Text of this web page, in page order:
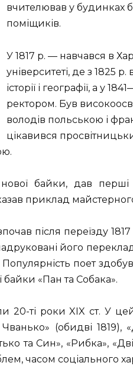
вчителював у будинках
поміщиків.
У 1817 р. — навчався в
університеті, де з 1825
історії і географії, а у
ректором. Був
володів польською і
цікавився
байки, дав перші
приклад
після переїзду
його
поет
байки «Пан та Собака».
20-ті роки XIX ст. У
(обидві 1819),
та Син», «Рибка»,
часом соціального